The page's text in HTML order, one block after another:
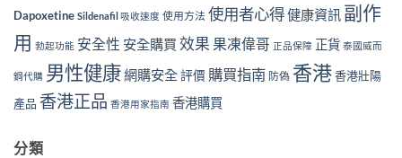
Dapoxetine Sildenafil 吸收速度 使用方法 使用者心得健康資訊 副作
用 勃起功能 安全性 安全購買 效果 果凍偉哥 正品保障 正貨 泰國威而
鋼代購 男性健康網購安全評價 購買指南 防偽 香港香港壯陽
產品 香港正品 香港用家指南 香港購買
分類